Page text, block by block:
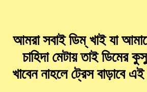
আমরা সবাই ডিম্ খাই যা
চাহিদা মেটায় তাই ডিমের
খাবেন নাহলে ট্রেস বাড়াবে